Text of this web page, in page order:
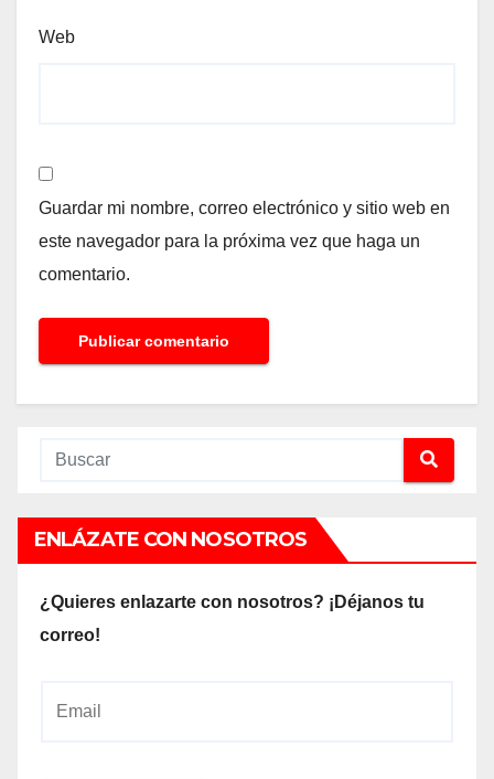
Web
Guardar mi nombre, correo electrónico y sitio web en
este navegador para la próxima vez que haga un
comentario.
ENLÁZATE CON NOSOTROS
¿Quieres enlazarte con nosotros? ¡Déjanos tu
correo!